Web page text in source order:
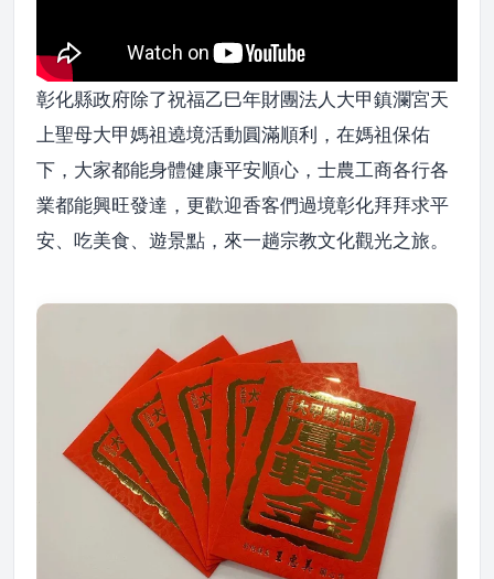
彰化縣政府除了祝福乙巳年財團法人大甲鎮瀾宮天
上聖母大甲媽祖遶境活動圓滿順利，在媽祖保佑
下，大家都能身體健康平安順心，士農工商各行各
業都能興旺發達，更歡迎香客們過境彰化拜拜求平
安、吃美食、遊景點，來一趟宗教文化觀光之旅。